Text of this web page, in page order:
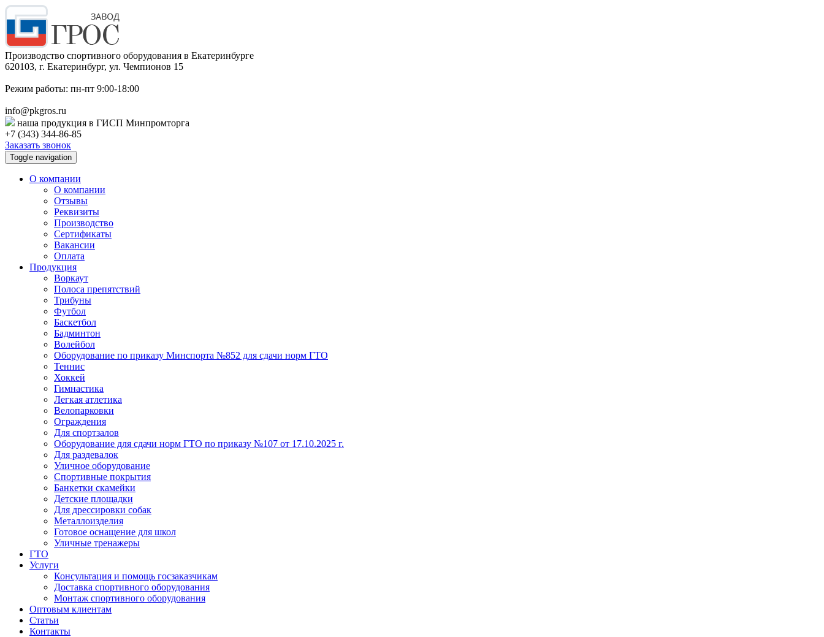
Производство спортивного оборудования в Екатеринбурге
620103, г. Екатеринбург, ул. Чемпионов 15
Режим работы: пн-пт 9:00-18:00
info@pkgros.ru
наша продукция в ГИСП Минпромторга
+7 (343) 344-86-85
Заказать звонок
Toggle navigation
О компании
О компании
Отзывы
Реквизиты
Производство
Сертификаты
Вакансии
Оплата
Продукция
Воркаут
Полоса препятствий
Трибуны
Футбол
Баскетбол
Бадминтон
Волейбол
Оборудование по приказу Минспорта №852 для сдачи норм ГТО
Теннис
Хоккей
Гимнастика
Легкая атлетика
Велопарковки
Ограждения
Для спортзалов
Оборудование для сдачи норм ГТО по приказу №107 от 17.10.2025 г.
Для раздевалок
Уличное оборудование
Спортивные покрытия
Банкетки скамейки
Детские площадки
Для дреcсировки собак
Металлоизделия
Готовое оснащение для школ
Уличные тренажеры
ГТО
Услуги
Консультация и помощь госзаказчикам
Доставка спортивного оборудования
Монтаж спортивного оборудования
Оптовым клиентам
Статьи
Контакты